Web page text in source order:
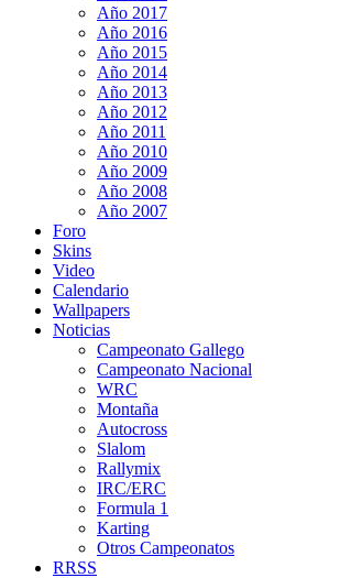
Año 2017
Año 2016
Año 2015
Año 2014
Año 2013
Año 2012
Año 2011
Año 2010
Año 2009
Año 2008
Año 2007
Foro
Skins
Video
Calendario
Wallpapers
Noticias
Campeonato Gallego
Campeonato Nacional
WRC
Montaña
Autocross
Slalom
Rallymix
IRC/ERC
Formula 1
Karting
Otros Campeonatos
RRSS